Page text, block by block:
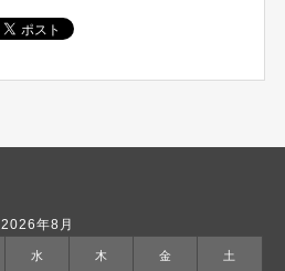
2026年8月
水 木 金 土